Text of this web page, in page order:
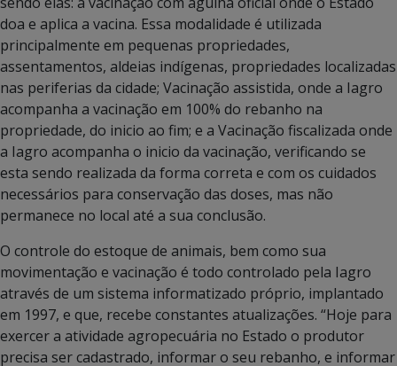
doa e aplica a vacina. Essa modalidade é utilizada
principalmente em pequenas propriedades,
assentamentos, aldeias indígenas, propriedades localizadas
nas periferias da cidade; Vacinação assistida, onde a Iagro
acompanha a vacinação em 100% do rebanho na
propriedade, do inicio ao fim; e a Vacinação fiscalizada onde
a Iagro acompanha o inicio da vacinação, verificando se
esta sendo realizada da forma correta e com os cuidados
necessários para conservação das doses, mas não
permanece no local até a sua conclusão.
O controle do estoque de animais, bem como sua
movimentação e vacinação é todo controlado pela Iagro
através de um sistema informatizado próprio, implantado
em 1997, e que, recebe constantes atualizações. “Hoje para
exercer a atividade agropecuária no Estado o produtor
precisa ser cadastrado, informar o seu rebanho, e informar